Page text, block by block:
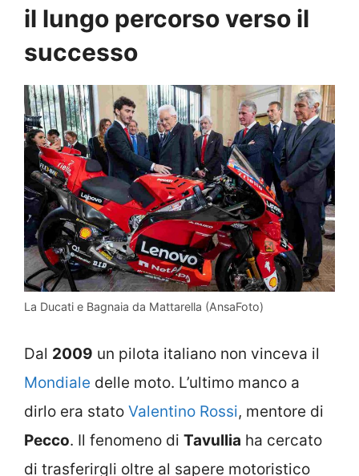
il lungo percorso verso il
successo
La Ducati e Bagnaia da Mattarella (AnsaFoto)
Dal 2009 un pilota italiano non vinceva il
Mondiale delle moto. L’ultimo manco a
dirlo era stato Valentino Rossi, mentore di
Pecco. Il fenomeno di Tavullia ha cercato
di trasferirgli oltre al sapere motoristico